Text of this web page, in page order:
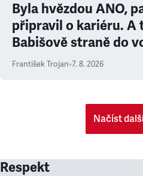
Byla hvězdou ANO,
připravil o kariéru. A
Babišově straně do
František Trojan•7. 8. 2026
Načíst
Respekt